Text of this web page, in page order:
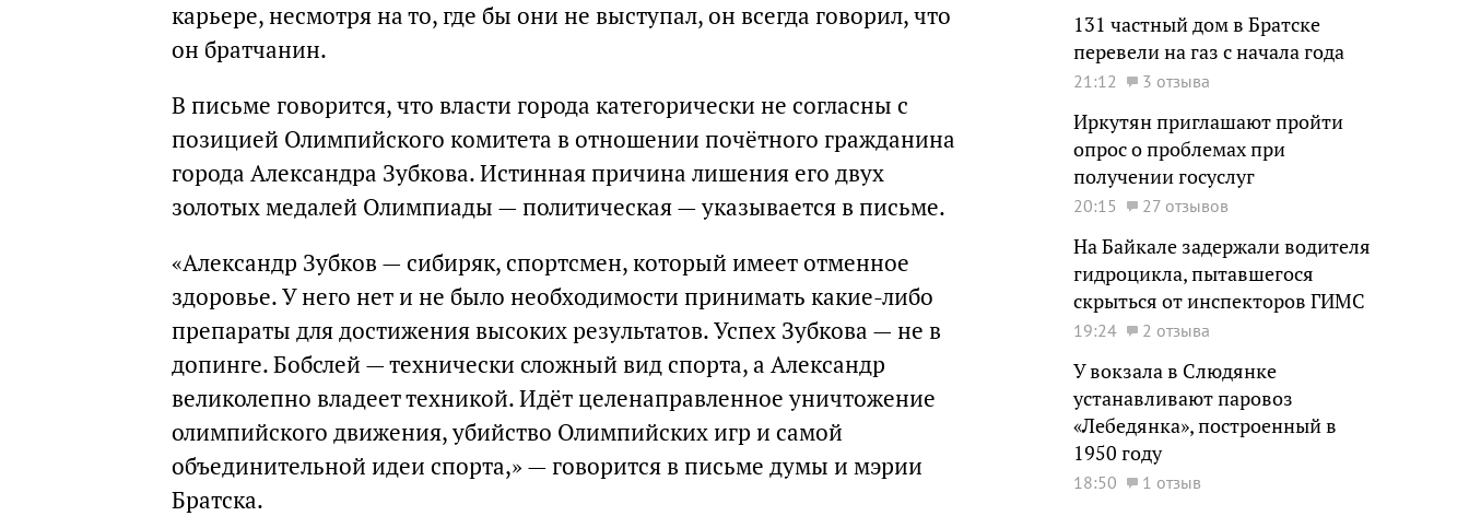
карьере, несмотря на то, где бы они не выступал, он всегда говорил, что
он братчанин.
В письме говорится, что власти города категорически не согласны с
позицией Олимпийского комитета в отношении почётного гражданина
города Александра Зубкова. Истинная причина лишения его двух
золотых медалей Олимпиады — политическая — указывается в письме.
«Александр Зубков — сибиряк, спортсмен, который имеет отменное
здоровье. У него нет и не было необходимости принимать какие-либо
препараты для достижения высоких результатов. Успех Зубкова — не в
допинге. Бобслей — технически сложный вид спорта, а Александр
великолепно владеет техникой. Идёт целенаправленное уничтожение
олимпийского движения, убийство Олимпийских игр и самой
объединительной идеи спорта,» — говорится в письме думы и мэрии
Братска.
131 частный дом в Братске
перевели на газ с начала года
21:12 3 отзыва
Иркутян приглашают пройти
опрос о проблемах при
получении госуслуг
20:15 27 отзывов
На Байкале задержали водителя
гидроцикла, пытавшегося
скрыться от инспекторов ГИМС
19:24 2 отзыва
У вокзала в Слюдянке
устанавливают паровоз
«Лебедянка», построенный в
1950 году
18:50 1 отзыв